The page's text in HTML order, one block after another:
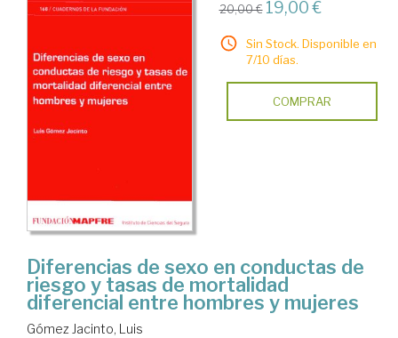
20,00 € 19,00 €
Sin Stock. Disponible en
7/10 días.
COMPRAR
Diferencias de sexo en conductas de
riesgo y tasas de mortalidad
diferencial entre hombres y mujeres
Gómez Jacinto, Luis